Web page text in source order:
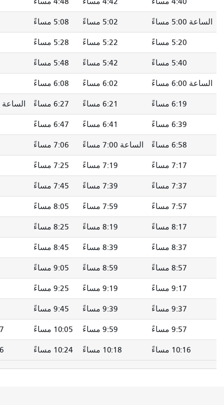
5:02 مساءً 5:08 مساءً 5:12 مساءً
5:22 مساءً 5:28 مساءً 5:31 مساءً
5:42 مساءً 5:48 مساءً 5:51 مساءً
6:02 مساءً 6:08 مساءً 6:11 مساءً
6:21 مساءً 6:27 مساءً الساعة 6:30 مساءً
6:41 مساءً 6:47 مساءً 6:50 مساءً
الساعة 7:00 مساءً 7:06 مساءً 7:09 مساءً
7:19 مساءً 7:25 مساءً 7:28 مساءً
7:39 مساءً 7:45 مساءً 7:48 مساءً
7:59 مساءً 8:05 مساءً 8:08 مساءً
8:19 مساءً 8:25 مساءً 8:27 مساءً
8:39 مساءً 8:45 مساءً 8:47 مساءً
8:59 مساءً 9:05 مساءً 9:07 مساءً
9:19 مساءً 9:25 مساءً 9:27 مساءً
9:39 مساءً 9:45 مساءً 9:47 مساءً
9:59 مساءً 10:05 مساءً 10:07 مساءً
10:18 مساءً 10:24 مساءً 10:26 مساءً